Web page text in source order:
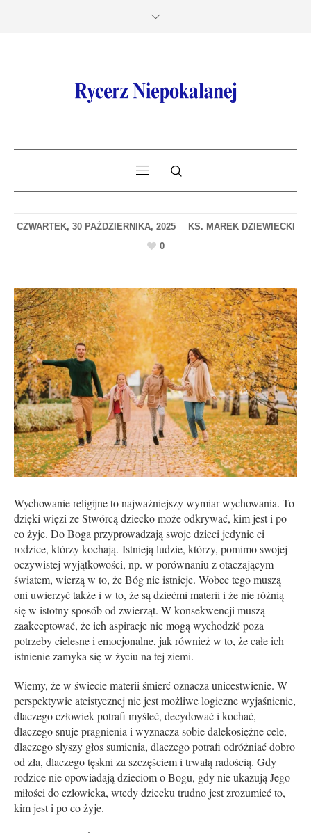
CZWARTEK, 30 PAŹDZIERNIKA, 2025
0
Wychowanie religijne to najważniejszy wymiar wychowania. To
dzięki więzi ze Stwórcą dziecko może odkrywać, kim jest i po
co żyje. Do Boga przyprowadzają swoje dzieci jedynie ci
rodzice, którzy kochają. Istnieją ludzie, którzy, pomimo swojej
oczywistej wyjątkowości, np. w porównaniu z otaczającym
światem, wierzą w to, że Bóg nie istnieje. Wobec tego muszą
oni uwierzyć także i w to, że są dziećmi materii i że nie różnią
się w istotny sposób od zwierząt. W konsekwencji muszą
zaakceptować, że ich aspiracje nie mogą wychodzić poza
potrzeby cielesne i emocjonalne, jak również w to, że całe ich
istnienie zamyka się w życiu na tej ziemi.
Wiemy, że w świecie materii śmierć oznacza unicestwienie. W
perspektywie ateistycznej nie jest możliwe logiczne wyjaśnienie,
dlaczego człowiek potrafi myśleć, decydować i kochać,
dlaczego snuje pragnienia i wyznacza sobie dalekosiężne cele,
dlaczego słyszy głos sumienia, dlaczego potrafi odróżniać dobro
od zła, dlaczego tęskni za szczęściem i trwałą radością. Gdy
rodzice nie opowiadają dzieciom o Bogu, gdy nie ukazują Jego
miłości do człowieka, wtedy dziecku trudno jest zrozumieć to,
kim jest i po co żyje.